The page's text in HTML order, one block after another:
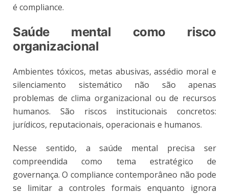
é compliance.
Saúde mental como risco
organizacional
Ambientes tóxicos, metas abusivas, assédio moral e
silenciamento sistemático não são apenas
problemas de clima organizacional ou de recursos
humanos. São riscos institucionais concretos:
jurídicos, reputacionais, operacionais e humanos.
Nesse sentido, a saúde mental precisa ser
compreendida como tema estratégico de
governança. O compliance contemporâneo não pode
se limitar a controles formais enquanto ignora